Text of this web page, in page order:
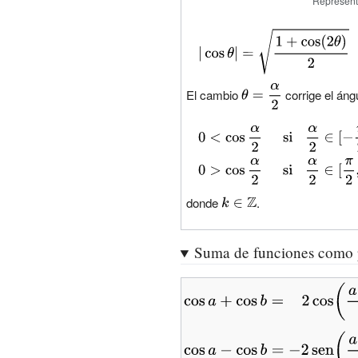
\vert \cos
{\sqrt {\frac
)}{2}}}}
El cambio{\displaystyle
\theta ={\frac
{\alpha }{2}}}
corrige el
{\displaystyle
0<\cos {\frac
{\alpha }
{2}}\;\;\;\;\;
{\text{si}}\;\;\;
{\frac {\alpha
}{2}}\in [-
{\frac {\pi }
{2}},\,{\frac
{\displaystyle
0>\cos {\frac
{\alpha }
{\text{si}}\;\;\;
{\frac {\alpha
}{2}}\in [{\frac
{\pi }{2}},\,
{2}})+2k\pi }
donde {\displaystyle
.
Suma de funciones
{\displaystyle
\cos a+\cos
\left({\frac
{\displaystyle \cos a-